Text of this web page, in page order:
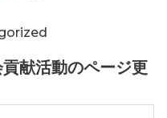
献活動のページ更